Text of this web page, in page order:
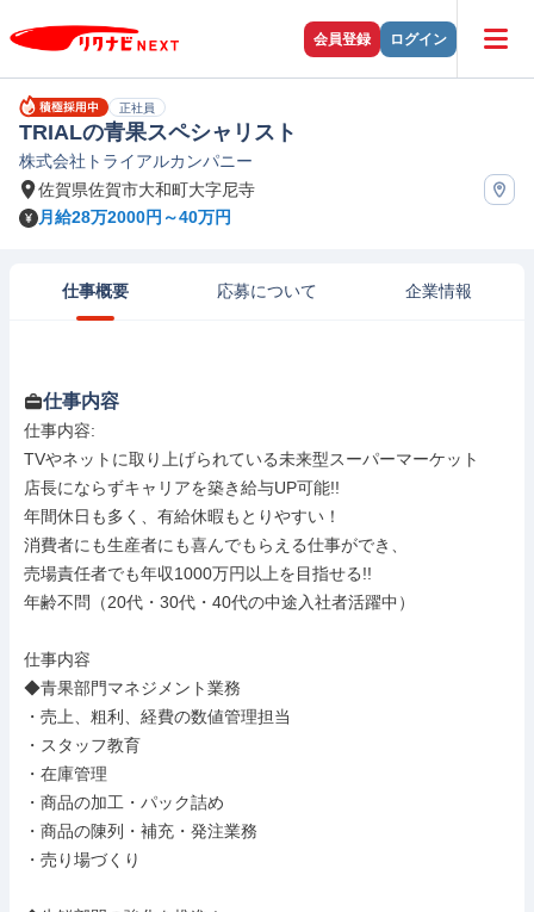
会員登録 ログイン
正社員
TRIALの青果スペシャリスト
株式会社トライアルカンパニー
佐賀県佐賀市大和町大字尼寺
月給28万2000円～40万円
仕事概要 応募について 企業情報
仕事内容
仕事内容:
TVやネットに取り上げられている未来型スーパーマーケット
店長にならずキャリアを築き給与UP可能!!
年間休日も多く、有給休暇もとりやすい！
消費者にも生産者にも喜んでもらえる仕事ができ、
売場責任者でも年収1000万円以上を目指せる!!
年齢不問（20代・30代・40代の中途入社者活躍中）
仕事内容
◆青果部門マネジメント業務
・売上、粗利、経費の数値管理担当
・スタッフ教育
・在庫管理
・商品の加工・パック詰め
・商品の陳列・補充・発注業務
・売り場づくり